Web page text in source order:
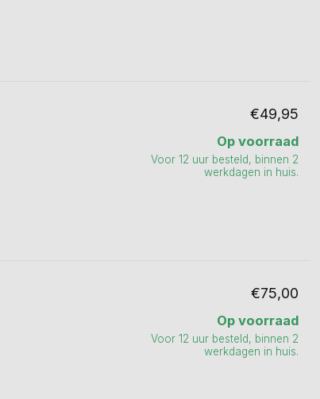
€49,95
Op voorraad
Voor 12 uur besteld, binnen 2
werkdagen in huis.
€75,00
Op voorraad
Voor 12 uur besteld, binnen 2
werkdagen in huis.